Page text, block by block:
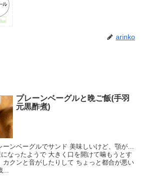
arinko
プレーンベーグルと晩ご飯(手羽
元黒酢煮)
ーンベーグルでサンド 美味しいけど、顎が…
なったようで 大きく口を開けて噛もうとす
カクンと音がしたりして ちょっと都合が悪い
...